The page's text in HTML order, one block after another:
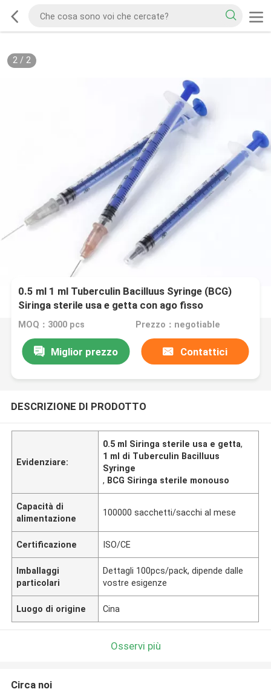
2/ 2
0.5 ml 1 ml Tuberculin Bacilluus Syringe (BCG)
Siringa sterile usa e getta con ago fisso
MOQ：3000 pcs Prezzo：negotiable
Miglior prezzo Contattici
DESCRIZIONE DI PRODOTTO
Evidenziare:
0.5 ml Siringa sterile usa e getta,
1 ml di Tuberculin Bacilluus
Syringe
, BCG Siringa sterile monouso
Capacità di
alimentazione
100000 sacchetti/sacchi al mese
Certificazione ISO/CE
Imballaggi
particolari
Dettagli 100pcs/pack, dipende dalle
vostre esigenze
Luogo di origine Cina
Osservi più
Circa noi